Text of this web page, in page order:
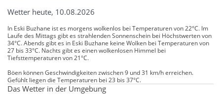
Wetter heute, 10.08.2026
In Eski Buzhane ist es morgens wolkenlos bei Temperaturen von 22°C. Im
Laufe des Mittags gibt es strahlenden Sonnenschein bei Höchstwerten von
34°C. Abends gibt es in Eski Buzhane keine Wolken bei Temperaturen von
27 bis 33°C. Nachts gibt es einen wolkenlosen Himmel bei
Tiefsttemperaturen von 21°C.
Böen können Geschwindigkeiten zwischen 9 und 31 km/h erreichen.
Gefühlt liegen die Temperaturen bei 23 bis 37°C.
Das Wetter in der Umgebung